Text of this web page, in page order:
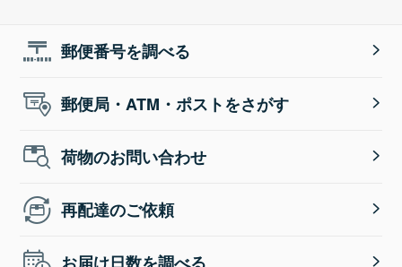
郵便番号を調べる
郵便局・ATM・ポストをさがす
荷物のお問い合わせ
再配達のご依頼